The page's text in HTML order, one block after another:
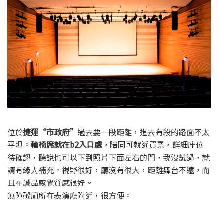
位於捷運“市政府” 過去要一段距離，進去有段的路面不太
平坦。 輪椅席就在b2入口處 ，陪同可就近買票，詳細座位
待確認，聽說也可以下到照片下面左右的門，我沒試過，就
請有緣人補充。視野很好，廳沒有很大，距離舞台不遠，而
且在誠品感覺質感很好。
無障礙廁所在表演廳附近，很方便。